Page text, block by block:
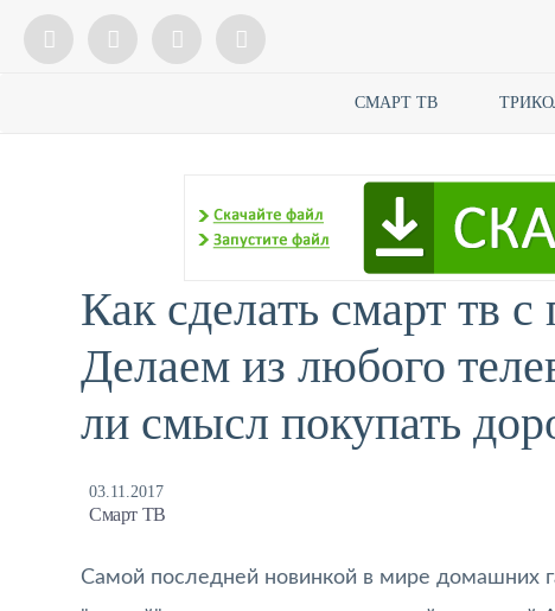
СМАРТ ТВ
Как сделать смарт тв
Делаем из любого
ли смысл покупать
03.11.2017
Смарт ТВ
Самой последней новинкой в мире домашних